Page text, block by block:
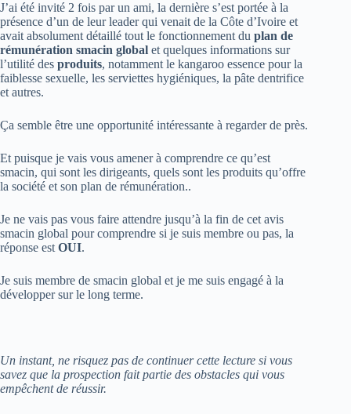
J’ai été invité 2 fois par un ami, la dernière s’est portée à la
présence d’un de leur leader qui venait de la Côte d’Ivoire et
avait absolument détaillé tout le fonctionnement du plan de
rémunération smacin global et quelques informations sur
l’utilité des produits, notamment le kangaroo essence pour la
faiblesse sexuelle, les serviettes hygiéniques, la pâte dentrifice
et autres.
Ça semble être une opportunité intéressante à regarder de près.
Et puisque je vais vous amener à comprendre ce qu’est
smacin, qui sont les dirigeants, quels sont les produits qu’offre
la société et son plan de rémunération..
Je ne vais pas vous faire attendre jusqu’à la fin de cet avis
smacin global pour comprendre si je suis membre ou pas, la
réponse est OUI.
Je suis membre de smacin global et je me suis engagé à la
développer sur le long terme.
Un instant, ne risquez pas de continuer cette lecture si vous
savez que la prospection fait partie des obstacles qui vous
empêchent de réussir.